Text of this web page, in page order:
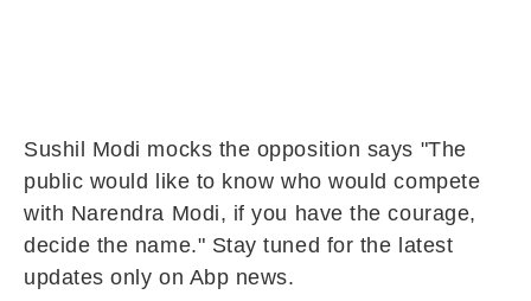
Sushil Modi mocks the opposition says "The
public would like to know who would compete
with Narendra Modi, if you have the courage,
decide the name." Stay tuned for the latest
updates only on Abp news.